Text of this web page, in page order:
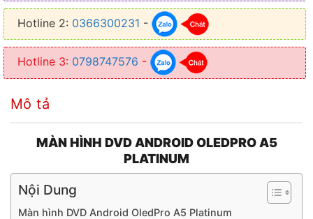
✦ Kết nối: Apple Carplay
Hotline 2: 0366300231 -
Hotline 3: 0798747576 -
Mô tả
MÀN HÌNH DVD ANDROID OLEDPRO A5
PLATINUM
Nội Dung
Màn hình DVD Android OledPro A5 Platinum